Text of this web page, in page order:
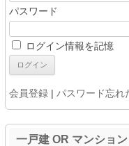
パスワード
ログイン情報を記憶
会員登録 | パスワード忘れ
一戸建 OR マンショ